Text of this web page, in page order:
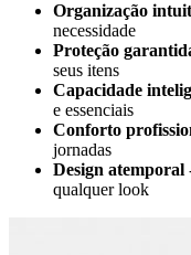
Organização
necessidade
Proteção
seus itens
Capacidade
e essenciais
Conforto
jornadas
Design atemporal
qualquer look